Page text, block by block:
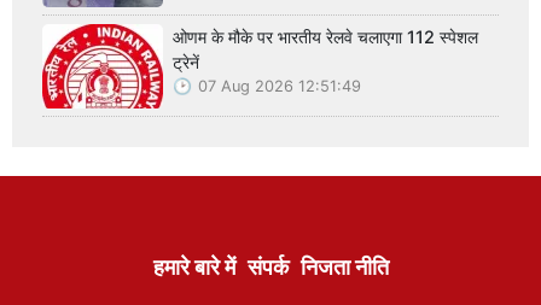
ओणम के मौके पर भारतीय रेलवे चलाएगा 112 स्पेशल
ट्रेनें
07 Aug 2026 12:51:49
हमारे बारे में संपर्क निजता नीति